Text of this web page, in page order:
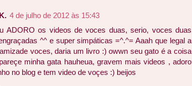
4 de julho de 2012 às 15:43
ADORO os videos de voces duas, serio, voces duas
^^ e super simpáticas =^.^= Aaah que legal a
voces, daria um livro :) owwn seu gato é a coisa
minha gata hauheua, gravem mais videos , adoro
no blog e tem video de voçes :) beijos